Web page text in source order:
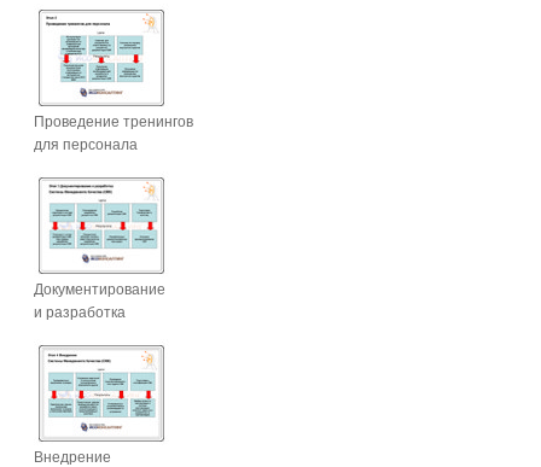
Проведение тренингов
для персонала
Документирование
и разработка
Внедрение